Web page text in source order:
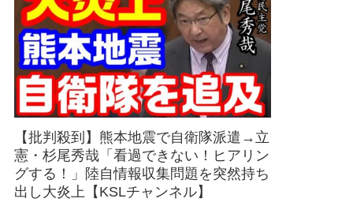
【批判殺到】熊本地震で自衛隊派遣→立
憲・杉尾秀哉「看過できない！ヒアリン
グする！」陸自情報収集問題を突然持ち
出し大炎上【KSLチャンネル】